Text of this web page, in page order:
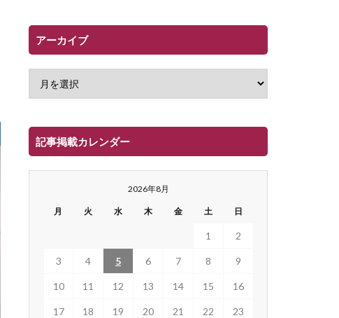
アーカイブ
記事掲載カレンダー
2026年8月
月 火 水 木 金 土 日
1 2
3 4 5 6 7 8 9
10 11 12 13 14 15 16
17 18 19 20 21 22 23